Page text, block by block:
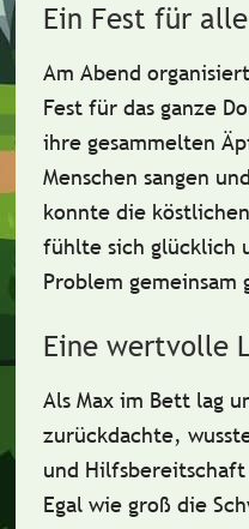
Ein Fest für alle
Am Abend
Festfür das ganze
ihre gesammelten
Menschen sangen
konnte die
fühlte sich glücklich
Problem gemeinsam
Eine wertvolle
Als Max im Bett lag
zurückdachte,
und Hilfsbereitschaft
Egal wie groß die